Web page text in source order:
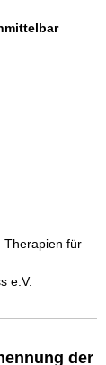
Therapien für
e.V.
der